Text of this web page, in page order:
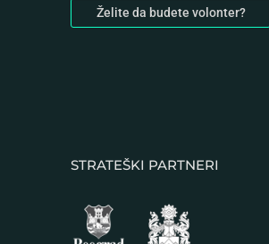
Želite da budete volonter?
STRATEŠKI PARTNERI